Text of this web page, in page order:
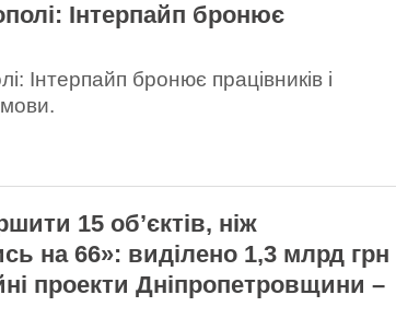
Інтерпайп бронює
Інтерпайп бронює працівників і
15 об’єктів, ніж
на 66»: виділено 1,3 млрд грн
проекти Дніпропетровщини –